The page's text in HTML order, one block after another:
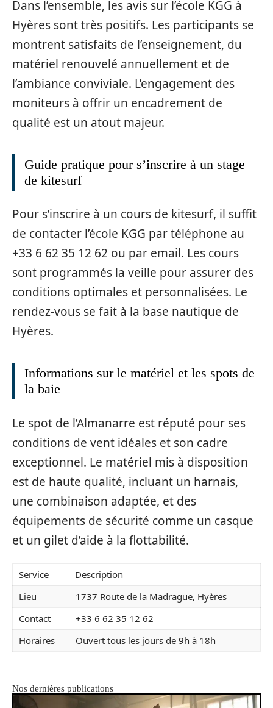
Dans l’ensemble, les avis sur l’école KGG à
Hyères sont très positifs. Les participants se
montrent satisfaits de l’enseignement, du
matériel renouvelé annuellement et de
l’ambiance conviviale. L’engagement des
moniteurs à offrir un encadrement de
qualité est un atout majeur.
Guide pratique pour s’inscrire à un stage
de kitesurf
Pour s’inscrire à un cours de kitesurf, il suffit
de contacter l’école KGG par téléphone au
+33 6 62 35 12 62 ou par email. Les cours
sont programmés la veille pour assurer des
conditions optimales et personnalisées. Le
rendez-vous se fait à la base nautique de
Hyères.
Informations sur le matériel et les spots de
la baie
Le spot de l’Almanarre est réputé pour ses
conditions de vent idéales et son cadre
exceptionnel. Le matériel mis à disposition
est de haute qualité, incluant un harnais,
une combinaison adaptée, et des
équipements de sécurité comme un casque
et un gilet d’aide à la flottabilité.
Service
Description
Lieu
1737 Route de la Madrague, Hyères
Contact
+33 6 62 35 12 62
Horaires
Ouvert tous les jours de 9h à 18h
Nos dernières publications